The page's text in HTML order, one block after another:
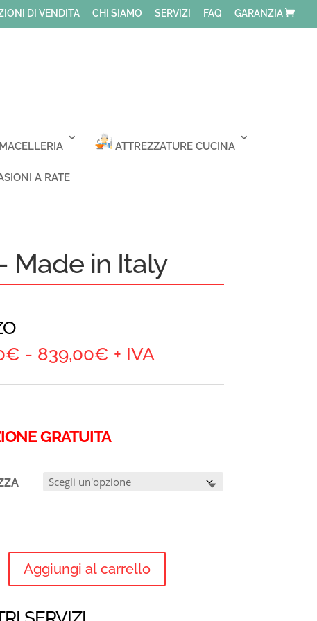
DI VENDITA CHI SIAMO SERVIZI FAQ GARANZIA
ATTREZZATURE CUCINA
A RATE
Made in Italy
€ - 839,00€Fascia
prezzo:
614,00€
a
+ IVA
GRATUITA
Aggiungi al carrello